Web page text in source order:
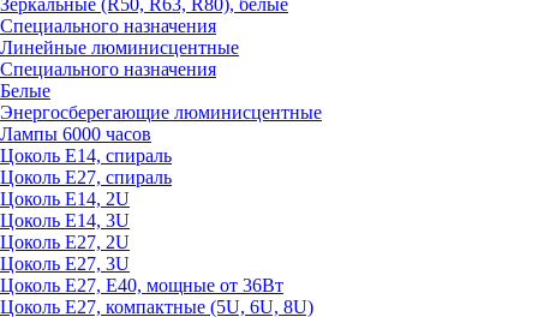
Зеркальные (R50, R63, R80), белые
Специального назначения
Линейные люминисцентные
Специального назначения
Белые
Энергосберегающие люминисцентные
Лампы 6000 часов
Цоколь Е14, спираль
Цоколь Е27, спираль
Цоколь Е14, 2U
Цоколь Е14, 3U
Цоколь Е27, 2U
Цоколь Е27, 3U
Цоколь Е27, Е40, мощные от 36Вт
Цоколь Е27, компактные (5U, 6U, 8U)